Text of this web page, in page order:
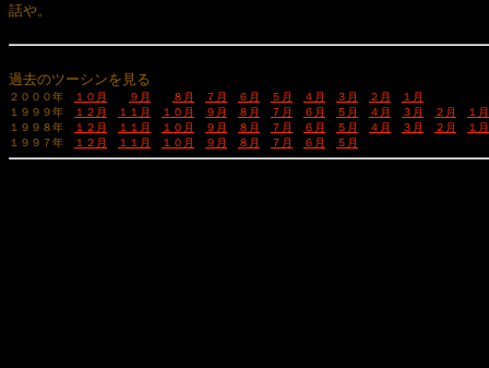
話や。
過去のツーシンを見る
２０００年 １０月 ９月 ８月 ７月 ６月 ５月 ４月 ３月 ２月
１月
１９９９年
１２月 １１月 １０月 ９月 ８月 ７月 ６月 ５月 ４月 ３月 ２月
１月
１９９８年
１２月 １１月 １０月 ９月 ８月 ７月 ６月 ５月 ４月 ３月 ２月
１月
１９９７年
１２月 １１月 １０月 ９月 ８月 ７月 ６月 ５月